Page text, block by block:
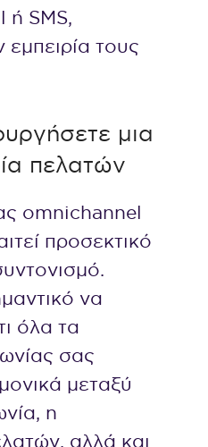
ή SMS,
εμπειρία τους
μια
πελατών
omnichannel
προσεκτικό
να
όλα τα
σας
μεταξύ
η
αλλά και